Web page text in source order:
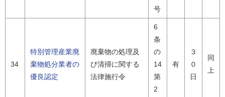
号
34
特別管理産業廃
棄物処分業者の
優良認定
廃棄物の処理及
び清掃に関する
法律施行令
6
条
の
14
第
2
有
３
０
日
同
上